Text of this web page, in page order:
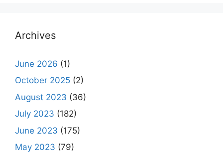
Archives
June 2026 (1)
October 2025 (2)
August 2023 (36)
July 2023 (182)
June 2023 (175)
May 2023 (79)